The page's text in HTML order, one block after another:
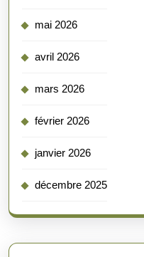
mai 2026
avril 2026
mars 2026
février 2026
janvier 2026
décembre 2025